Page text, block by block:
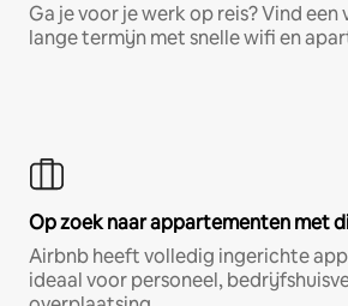
Ga je voor je werk op reis? Vind
lange termijn met snelle wifi en
Op zoek naar appartementen met
Airbnb heeft volledig ingerichte
ideaal voor personeel,